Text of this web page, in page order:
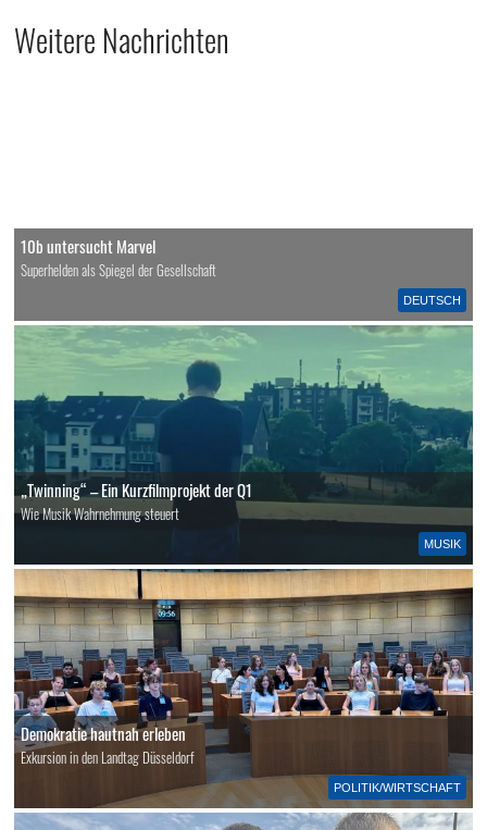
Weitere Nachrichten
DEUTSCH
10b untersucht Marvel
Superhelden als Spiegel der Gesellschaft
MUSIK
„Twinning“ – Ein Kurzfilmprojekt der Q1
Wie Musik Wahrnehmung steuert
POLITIK/WIRTSCHAFT
Demokratie hautnah erleben
Exkursion in den Landtag Düsseldorf